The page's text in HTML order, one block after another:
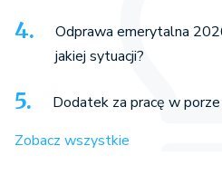
Odprawa emerytalna
jakiej sytuacji?
Dodatek za pracę w
Zobacz wszystkie